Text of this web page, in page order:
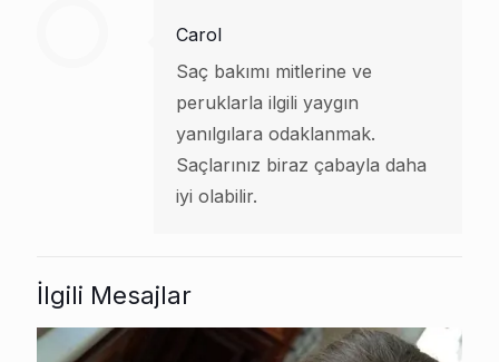
Carol
Saç bakımı mitlerine ve
peruklarla ilgili yaygın
yanılgılara odaklanmak.
Saçlarınız biraz çabayla daha
iyi olabilir.
İlgili Mesajlar